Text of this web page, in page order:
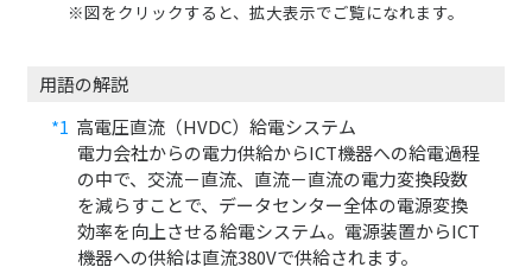
※図をクリックすると、拡大表示でご覧になれます。
用語の解説
*1 高電圧直流（HVDC）給電システム
電力会社からの電力供給からICT機器への給電過程
の中で、交流－直流、直流－直流の電力変換段数
を減らすことで、データセンター全体の電源変換
効率を向上させる給電システム。電源装置からICT
機器への供給は直流380Vで供給されます。